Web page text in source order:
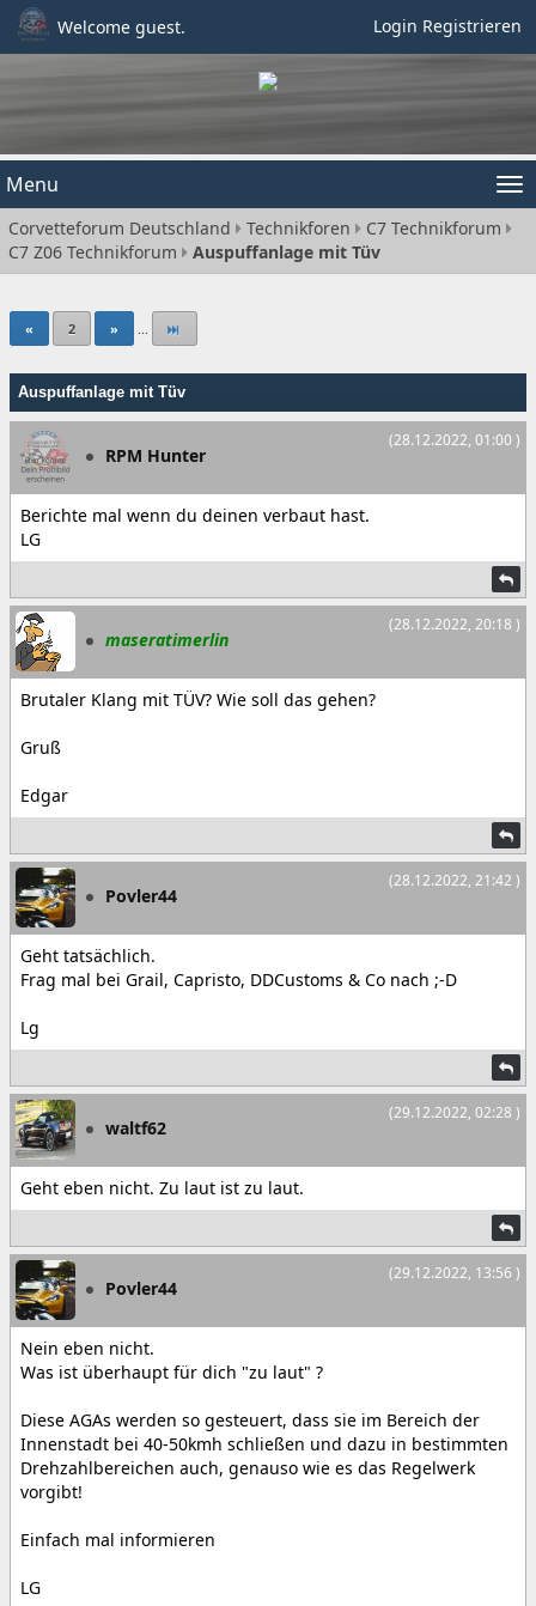
Welcome guest. Login Registrieren
Menu
Corvetteforum Deutschland Technikforen
C7 Technikforum
C7 Z06 Technikforum
Auspuffanlage mit Tüv
« 2 » ...
Auspuffanlage mit Tüv
(28.12.2022, 01:00 )
RPM Hunter
Berichte mal wenn du deinen verbaut hast.
LG
(28.12.2022, 20:18 )
maseratimerlin
Brutaler Klang mit TÜV? Wie soll das gehen?
Gruß
Edgar
(28.12.2022, 21:42 )
Povler44
Geht tatsächlich.
Frag mal bei Grail, Capristo, DDCustoms & Co nach ;-D
Lg
(29.12.2022, 02:28 )
waltf62
Geht eben nicht. Zu laut ist zu laut.
(29.12.2022, 13:56 )
Povler44
Nein eben nicht.
Was ist überhaupt für dich "zu laut" ?
Diese AGAs werden so gesteuert, dass sie im Bereich der
Innenstadt bei 40-50kmh schließen und dazu in bestimmten
Drehzahlbereichen auch, genauso wie es das Regelwerk
vorgibt!
Einfach mal informieren
LG